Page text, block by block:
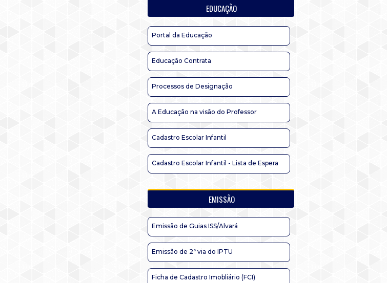
EDUCAÇÃO
Portal da Educação
Educação Contrata
Processos de Designação
A Educação na visão do Professor
Cadastro Escolar Infantil
Cadastro Escolar Infantil - Lista de Espera
EMISSÃO
Emissão de Guias ISS/Alvará
Emissão de 2ª via do IPTU
Ficha de Cadastro Imobliário (FCI)